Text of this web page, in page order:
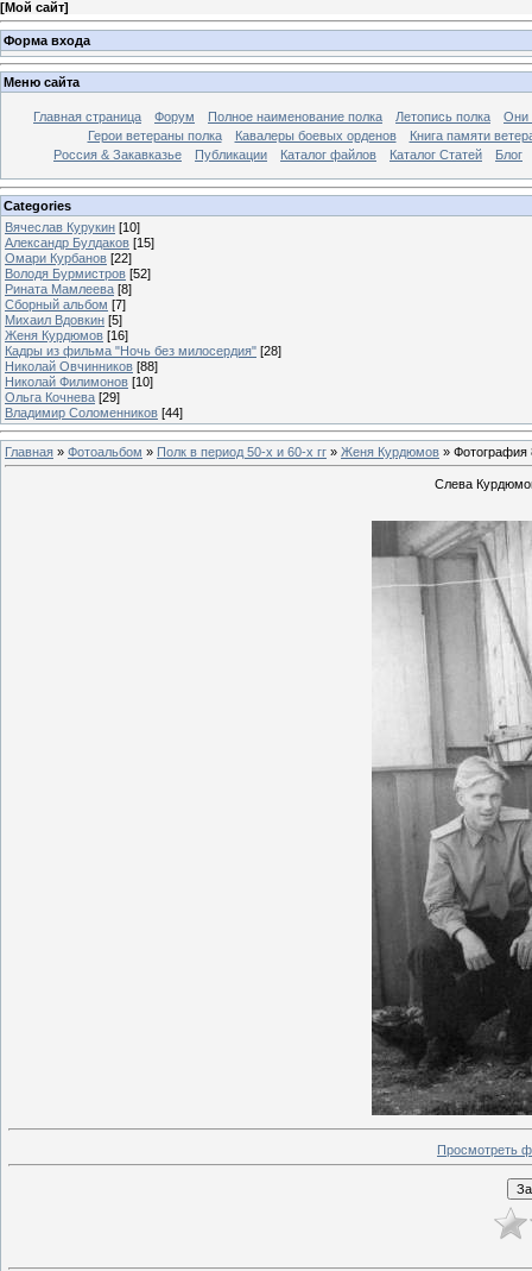
[Мой сайт]
Форма входа
Меню сайта
Главная страница Форум Полное наименование полка Летопись полка
Они
Герои ветераны полка
Кавалеры боевых орденов
Книга памяти
Россия & Закавказье
Публикации Каталог файлов Каталог Cтатей Блог
Categories
Вячеслав Курукин [10]
Александр Булдаков [15]
Омари Курбанов [22]
Володя Бурмистров [52]
Рината Мамлеева [8]
Сборный альбом [7]
Михаил Вдовкин [5]
Женя Курдюмов [16]
Кадры из фильма "Ночь без милосердия" [28]
Николай Овчинников [88]
Николай Филимонов [10]
Ольга Кочнева [29]
Владимир Соломенников [44]
Главная » Фотоальбом » Полк в период 50-х и 60-х гг » Женя Курдюмов » Фотография
Слева
Просмотреть